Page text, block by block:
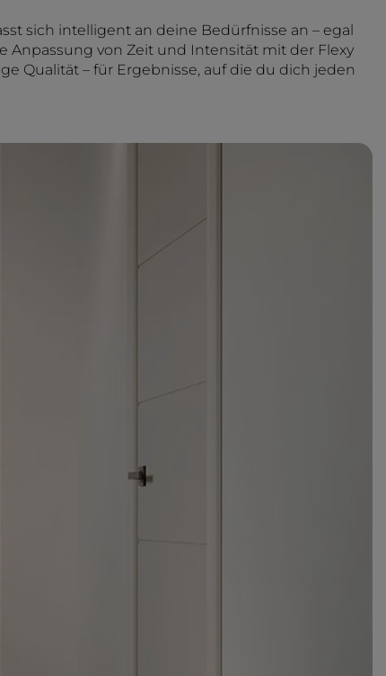
sich intelligent an deine Bedürfnisse an – egal
von Zeit und Intensität mit der Flexy
Qualität – für Ergebnisse, auf die du dich jeden